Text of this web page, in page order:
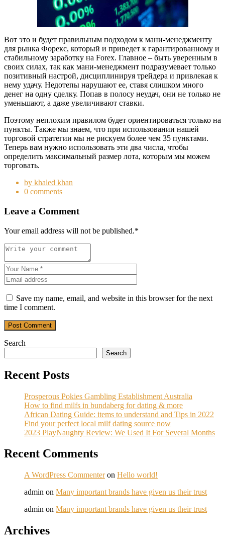
Вот это и будет правильным подходом к мани-менеджменту
для рынка Форекс, который и приведет к гарантированному и
стабильному заработку на Forex. Главное – быть уверенным в
своих силах, так как мани-менеджмент подразумевает только
позитивный настрой, дисциплинируя трейдера и привлекая к
нему удачу. Недотепы нарушают ее, ставя слишком много
денег на одну сделку. Попав в полосу неудач, они не только не
уменьшают, а даже увеличивают ставки.
Поэтому неплохим правилом будет ориентироваться только на
пункты. Также мы знаем, что при использовании нашей
торговой стратегии мы не рискуем более чем 35 пунктами.
Теперь вам нужно использовать эти два числа, чтобы
определить максимальный размер лота, которым мы можем
торговать.
by khaled khan
0 comments
Leave a Comment
Your email address will not be published.*
Save my name, email, and website in this browser for the next
time I comment.
Post Comment
Search
Search
Recent Posts
Prosperous Pokies Gambling Establishment Australia
How to find milfs in bundaberg for dating & more
African Dating Guide: items to understand and Tips in 2022
Find your perfect local milf dating source now
2023 PlayNaughty Review: We Used It For Several Months
Recent Comments
A WordPress Commenteron Hello world!
admin on Many important brands have given us their trust
admin on Many important brands have given us their trust
Archives